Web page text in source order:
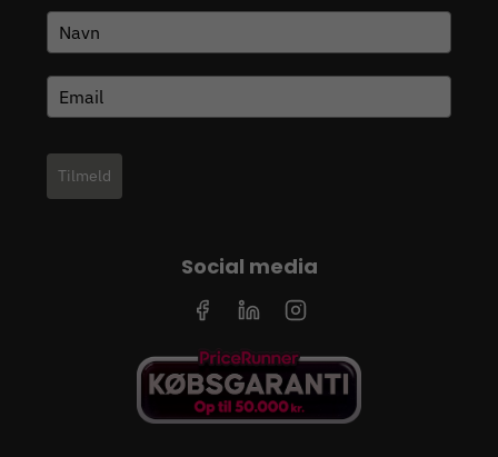
Tilmeld
Social media